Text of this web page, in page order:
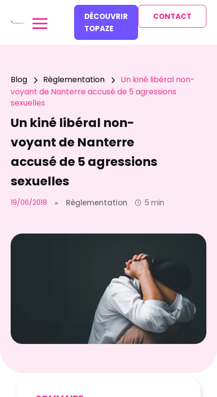
DÉCOUVRIR
TOPAZE
CONTACT
Blog 5 Règlementation 5 Un kiné libéral non-
voyant de Nanterre accusé de 5 agressions
sexuelles
Un kiné libéral non-
voyant de Nanterre
accusé de 5 agressions
sexuelles
19/06/2018 ● Règlementation 5 min